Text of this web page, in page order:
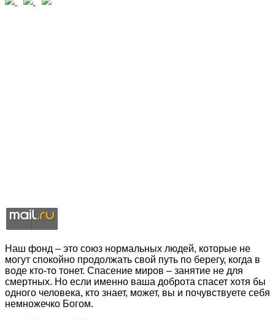
Наш фонд – это союз нормальных людей, которые не
могут спокойно продолжать свой путь по берегу, когда в
воде кто-то тонет. Спасение миров – занятие не для
смертных. Но если именно ваша доброта спасет хотя бы
одного человека, кто знает, может, вы и почувствуете себя
немножечко Богом.